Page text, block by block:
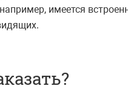
имеется